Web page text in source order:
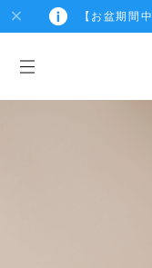
【お盆期間